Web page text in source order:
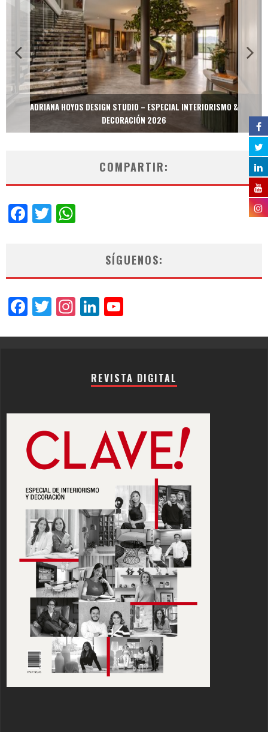
ADRIANA HOYOS DESIGN STUDIO – ESPECIAL INTERIORISMO &
DECORACIÓN 2026
COMPARTIR:
Facebook
Twitter
SÍGUENOS:
Facebook
Twitter
Instagram
LinkedIn
REVISTA DIGITAL